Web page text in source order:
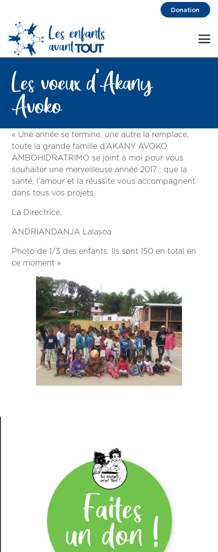
Donation
Les voeux d’Akany
Avoko
« Une année se termine, une autre la remplace,
toute la grande famille d’AKANY AVOKO
AMBOHIDRATRIMO se joint à moi pour vous
souhaiter une merveilleuse année 2017 : que la
santé, l’amour et la réussite vous accompagnent
dans tous vos projets.
La Directrice,
ANDRIANDANJA Lalasoa
Photo de 1/3 des enfants. Ils sont 150 en total en
ce moment »